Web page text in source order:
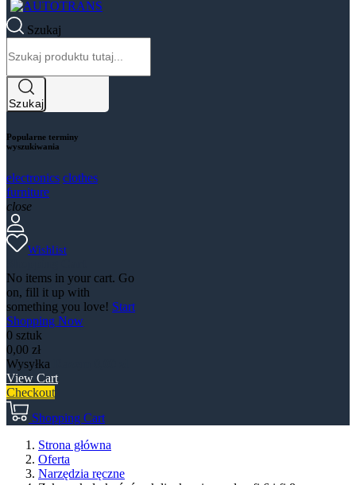
Szukaj
Szukaj
Popularne terminy
wyszukiwania
electronics clothes
furniture
close
Wishlist
No items in your cart. Go
on, fill it up with
something you love! Start
Shopping Now
0 sztuk
0,00 zł
Wysyłka
View Cart
Checkout
Shopping Cart
Strona główna
Oferta
Narzędzia ręczne